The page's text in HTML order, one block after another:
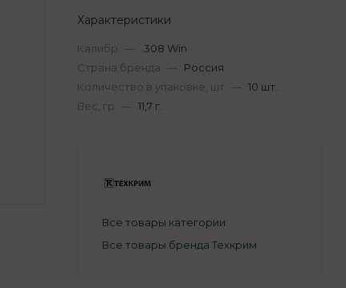
Характеристики
Калибр —
.308 Win
Страна бренда — Россия
Количество в упаковке, шт — 10 шт.
Вес, гр — 11,7 г.
Все товары категории
Все товары бренда Техкрим